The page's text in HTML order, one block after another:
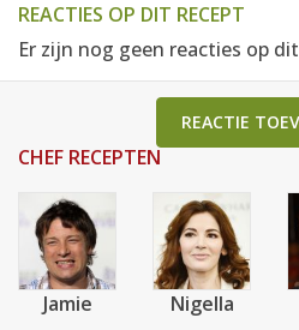
REACTIES OP DIT RECEPT
Er zijn nog geen reacties op
REACTIE
CHEF RECEPTEN
Jamie Nigella